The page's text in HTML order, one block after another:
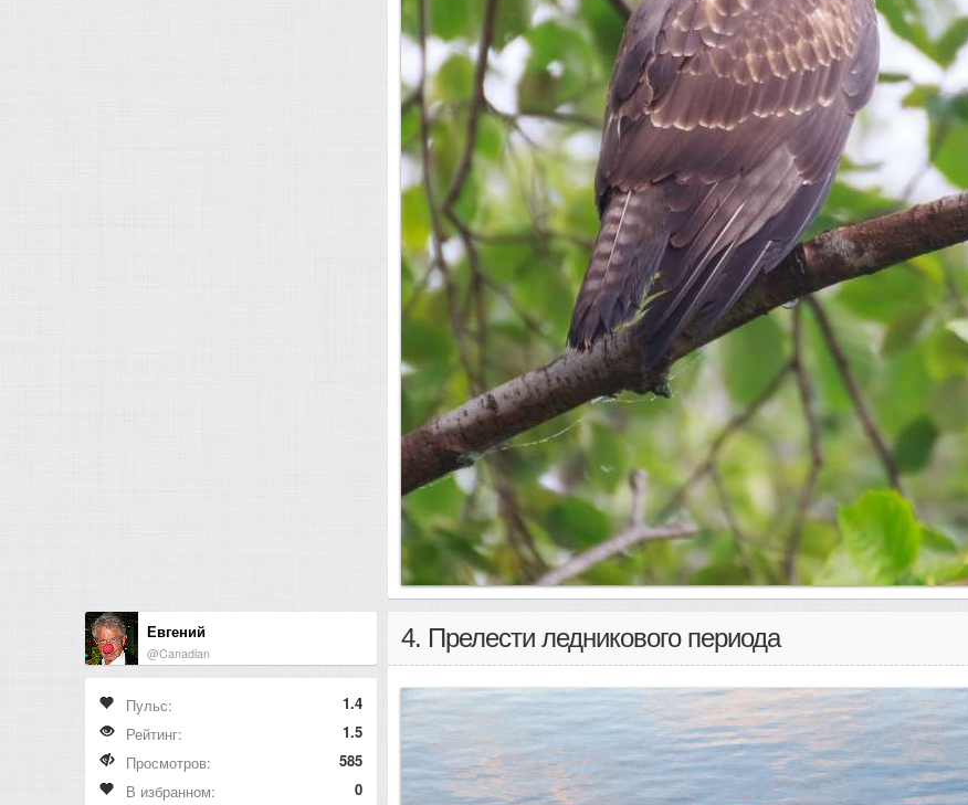
Евгений
@Canadian
Пульс:
1.4
Рейтинг:
1.5
Просмотров:
585
В избранном:
0
4. Прелести ледникового периода